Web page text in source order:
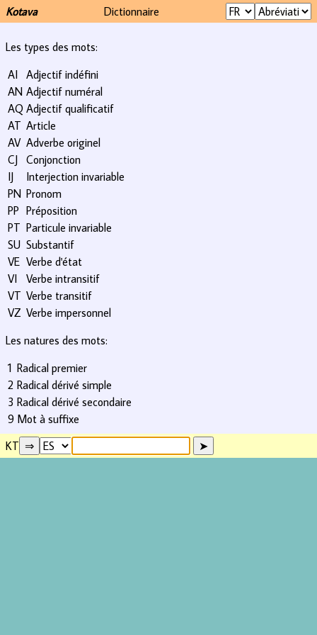
Kotava Dictionnaire
Les types des mots:
AI Adjectif indéfini
AN Adjectif numéral
AQ Adjectif qualificatif
AT Article
AV Adverbe originel
CJ Conjonction
IJ
Interjection invariable
PN Pronom
PP Préposition
PT Particule invariable
SU Substantif
VE Verbe d'état
VI
Verbe intransitif
VT Verbe transitif
VZ Verbe impersonnel
Les natures des mots:
1 Radical premier
2 Radical dérivé simple
3 Radical dérivé secondaire
9 Mot à suffixe
KT